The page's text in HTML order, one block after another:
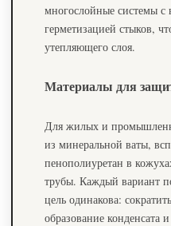
многослойные системы с
герметизацией стыков,
утепляющего слоя.
Материалы для
Для жилых и
из минеральной ваты,
пенополиуретан в
трубы. Каждый вариант
цель одинакова:
образование конденсата